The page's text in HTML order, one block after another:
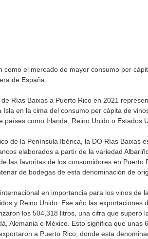
como el mercado de mayor consumo per
de España.
Rías Baixas a Puerto Rico en 2021
en la cima del consumo per cápita de
como Irlanda, Reino Unido o Estados
de la Península Ibérica, la DO Rías Baixas
elaborados a partir de la variedad
las favoritas de los consumidores en Puerto
de bodegas de esta denominación de
en importancia para los vinos de
y Reino Unido. Ese año las exportaciones
los 504,318 litros, una cifra que superó
Alemania o México. Esto significa que unas
a Puerto Rico, donde esta